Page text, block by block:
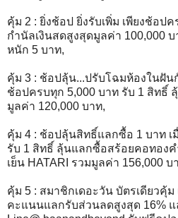
คุ้ม 2 : ยิ่งช้อป ยิ่งรับเพิ่ม เพียงช้อป
กำนัลเงินสดสูงสุดมูลค่า 100,000
หนัก 5 บาท,
คุ้ม 3 : ช้อปลุ้น...ปรับโฉมห้องในฝัน
ช้อปครบทุก 5,000 บาท รับ 1 สิทธิ์
มูลค่า 120,000 บาท,
คุ้ม 4 : ช้อปลุ้นสิทธิ์แลกซื้อ 1 บาท เ
รับ 1 สิทธิ์ ลุ้นแลกซื้อสร้อยคอทอง
เย็น HATARI รวมมูลค่า 156,000 บ
คุ้ม 5 : สมาชิกเดอะวัน บัตรเดียวคุ้
คะแนนแลกรับส่วนลดสูงสุด 16% แ